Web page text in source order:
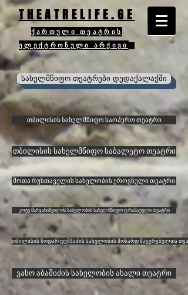
THEATRELIFE.GE
ქართული თეატრის
ელექტრონული არქივი
სახელმწიფო თეატრები დედაქალაქში
თბილისის სახელმწიფო საოპერო თეატრი
თბილისის სახელმწიფო საბალეტო თეატრი
შოთა რუსთაველის სახელობის ეროვნული თეატრი
კოტე მარჯანიშვილის სახელობის სახელმწიფო დრამატული თეატრი
თბილისის ნოდარ დუმბაძის სახელობის მოზარდ მაყურებელთა
ვასო აბაშიძის სახელობის ახალი თეატრი